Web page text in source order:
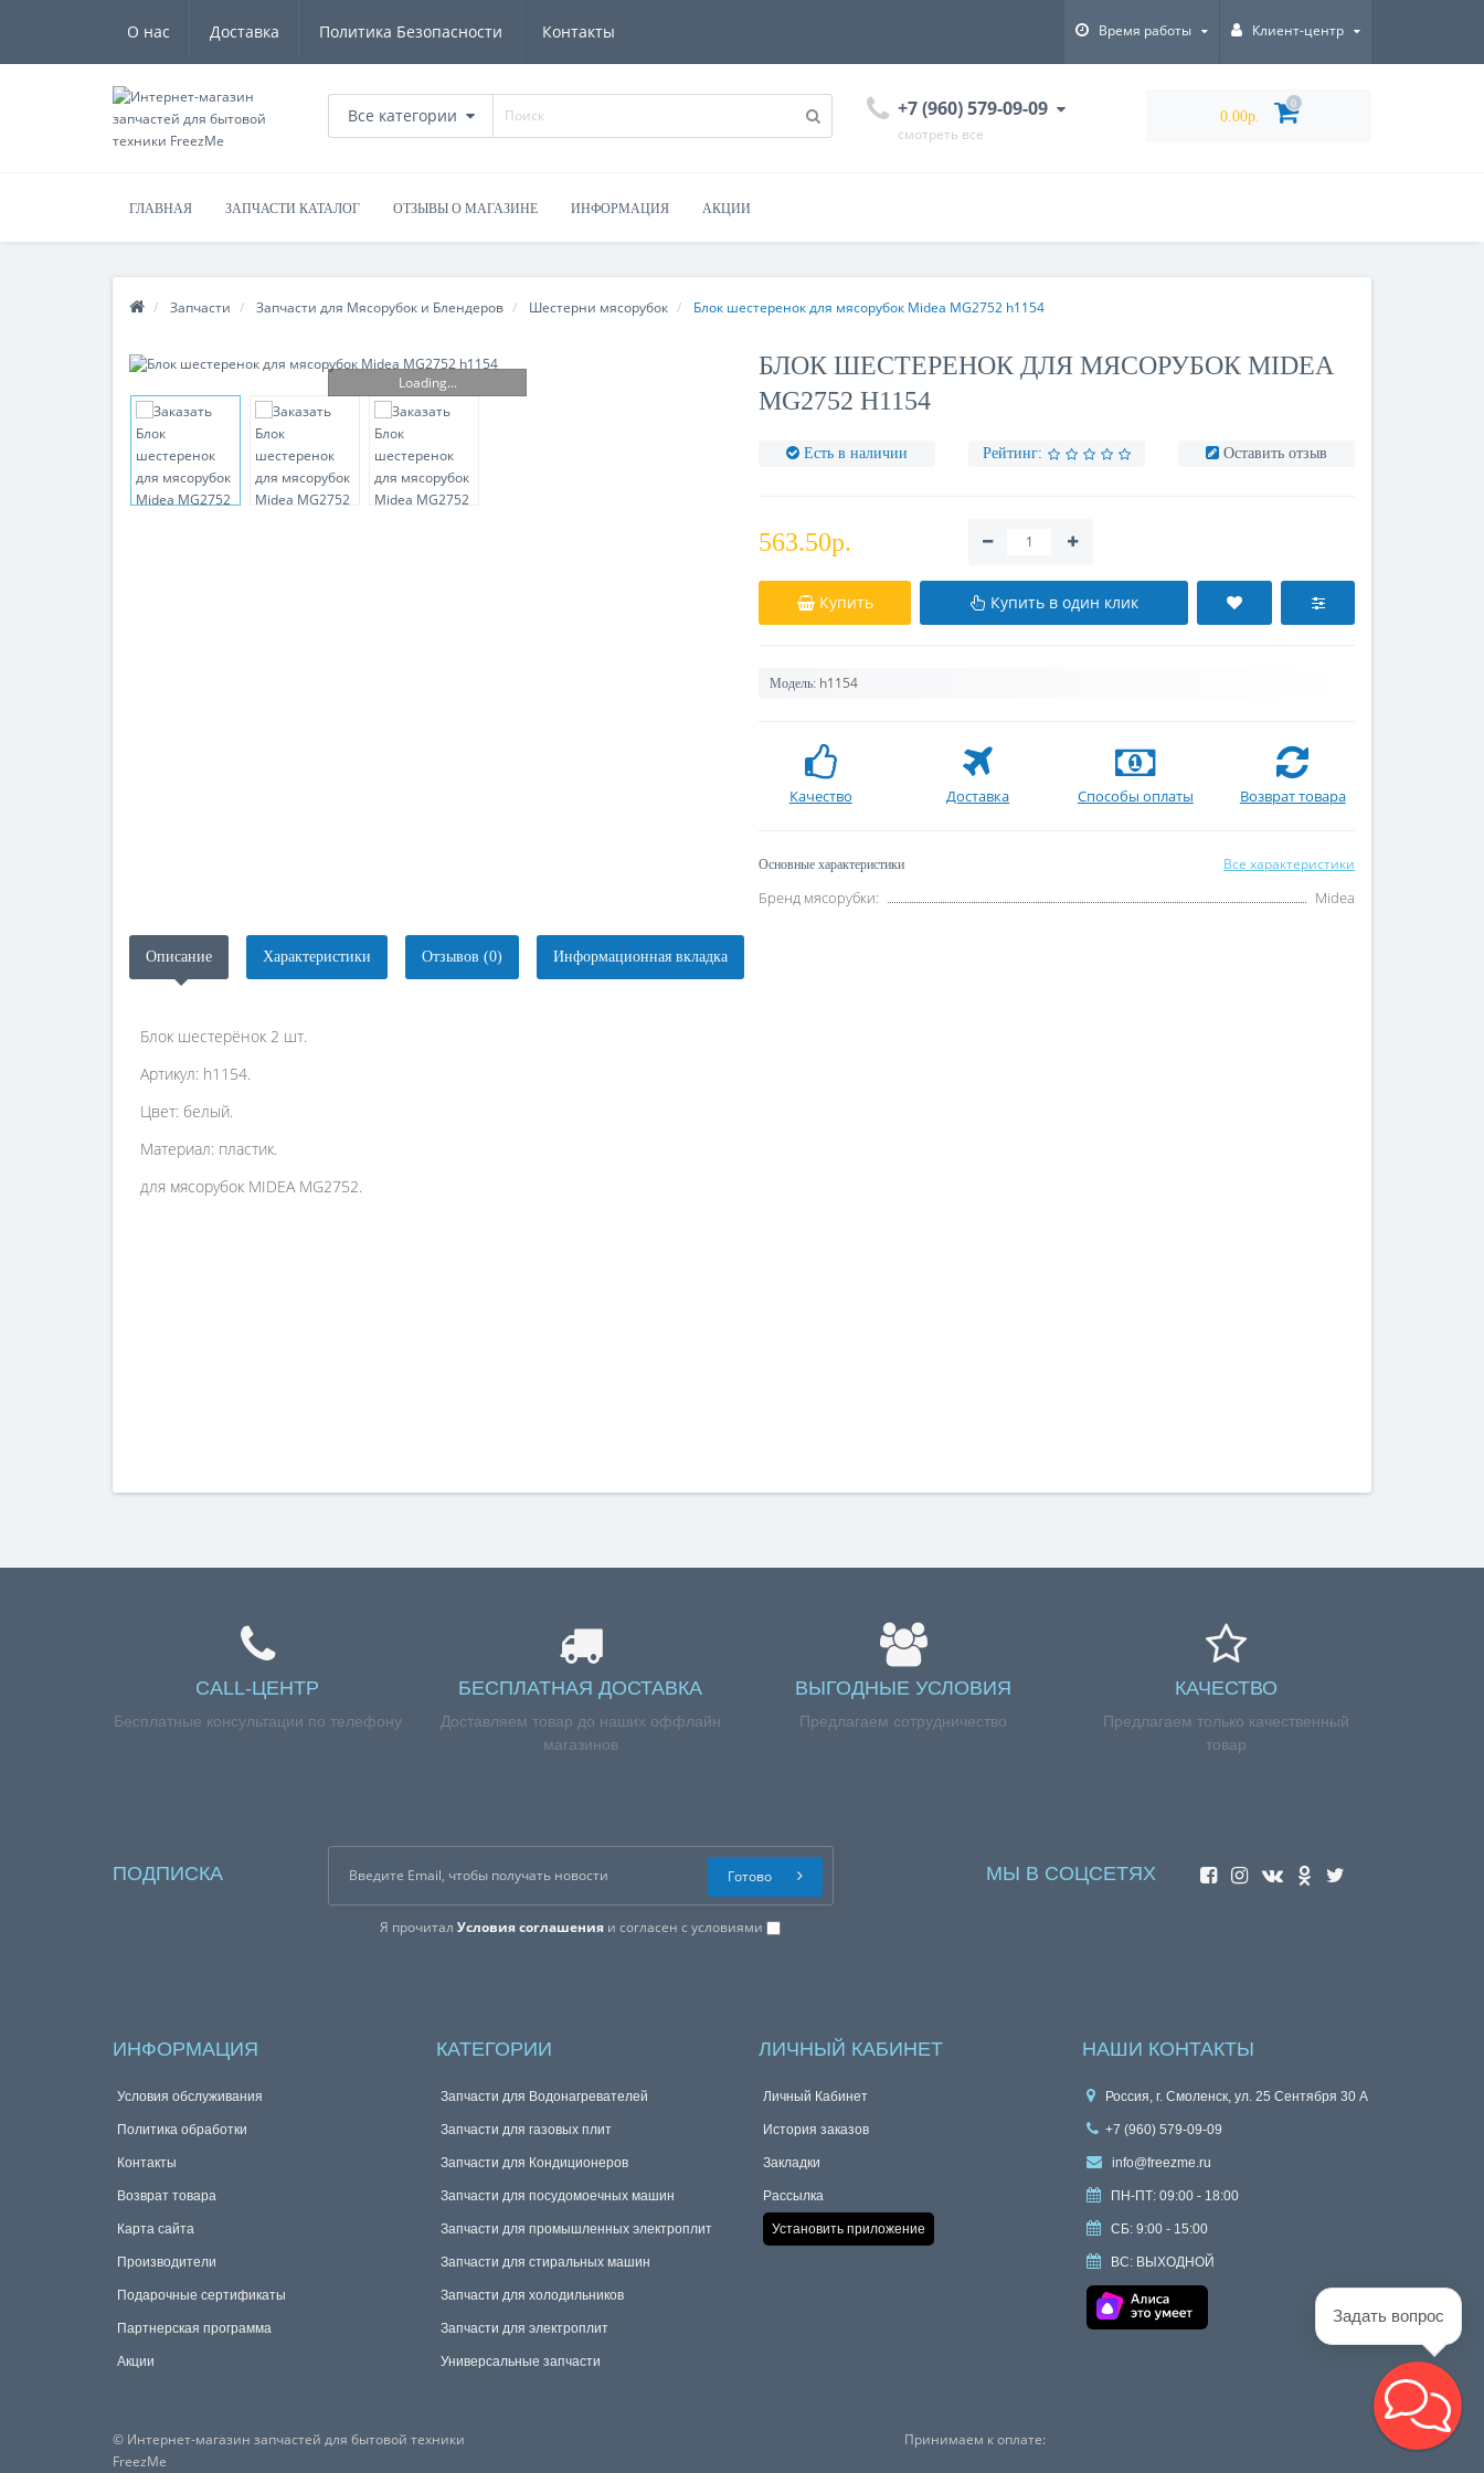
О нас Доставка Политика Безопасности Контакты Время работы Клиент-центр
Все категории +7 (960) 579-09-09
смотреть все
0.00р.
0
ГЛАВНАЯ ЗАПЧАСТИ КАТАЛОГ ОТЗЫВЫ О МАГАЗИНЕ ИНФОРМАЦИЯ АКЦИИ
Запчасти Запчасти для Мясорубок и Блендеров Шестерни мясорубок Блок шестеренок для мясорубок Midea MG2752 h1154
Loading...
БЛОК ШЕСТЕРЕНОК ДЛЯ МЯСОРУБОК MIDEA
MG2752 H1154
Есть в наличии Рейтинг: Оставить отзыв
563.50р.
Купить Купить в один клик
Модель: h1154
Качество Доставка Способы оплаты Возврат товара
Основные характеристики Все характеристики
Бренд мясорубки: Midea
Описание Характеристики Отзывов (0) Информационная вкладка
Блок шестерёнок 2 шт.
Артикул: h1154.
Цвет: белый.
Материал: пластик.
для мясорубок MIDEA MG2752.
CALL-ЦЕНТР
Бесплатные консультации по телефону
БЕСПЛАТНАЯ ДОСТАВКА
Доставляем товар до наших оффлайн
магазинов
ВЫГОДНЫЕ УСЛОВИЯ
Предлагаем сотрудничество
КАЧЕСТВО
Предлагаем только качественный
товар
ПОДПИСКА
Я прочиталУсловия соглашения и согласен с условиями
Готово МЫ В СОЦСЕТЯХ
ИНФОРМАЦИЯ
Условия обслуживания
Политика обработки
Контакты
Возврат товара
Карта сайта
Производители
Подарочные сертификаты
Партнерская программа
Акции
КАТЕГОРИИ
Запчасти для Водонагревателей
Запчасти для газовых плит
Запчасти для Кондиционеров
Запчасти для посудомоечных машин
Запчасти для промышленных электроплит
Запчасти для стиральных машин
Запчасти для холодильников
Запчасти для электроплит
Универсальные запчасти
ЛИЧНЫЙ КАБИНЕТ
Личный Кабинет
История заказов
Закладки
Рассылка
Установить приложение
НАШИ КОНТАКТЫ
Россия, г. Смоленск, ул. 25 Сентября 30 А
+7 (960) 579-09-09
info@freezme.ru
ПН-ПТ: 09:00 - 18:00
СБ: 9:00 - 15:00
ВС: ВЫХОДНОЙ
© Интернет-магазин запчастей для бытовой техники
FreezMe
Принимаем к оплате:
Задать вопрос